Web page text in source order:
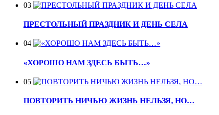
03
ПРЕСТОЛЬНЫЙ ПРАЗДНИК И ДЕНЬ СЕЛА
04
«ХОРОШО НАМ ЗДЕСЬ БЫТЬ…»
05
ПОВТОРИТЬ НИЧЬЮ ЖИЗНЬ НЕЛЬЗЯ, НО…